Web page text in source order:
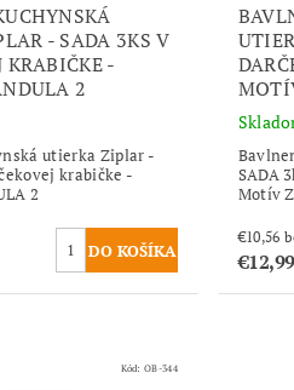
- SADA 3KS V
KRABIČKE -
2
utierka Ziplar -
krabičke -
2
SADA
Motív
Kód:OB-344